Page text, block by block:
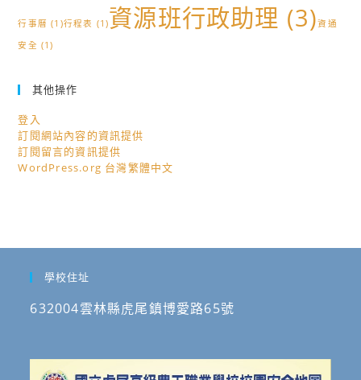
行事曆 (1)行程表 (1)資源班行政助理 (3)資通
安全 (1)
其他操作
登入
訂閱網站內容的資訊提供
訂閱留言的資訊提供
WordPress.org 台灣繁體中文
學校住址
632004雲林縣虎尾鎮博愛路65號